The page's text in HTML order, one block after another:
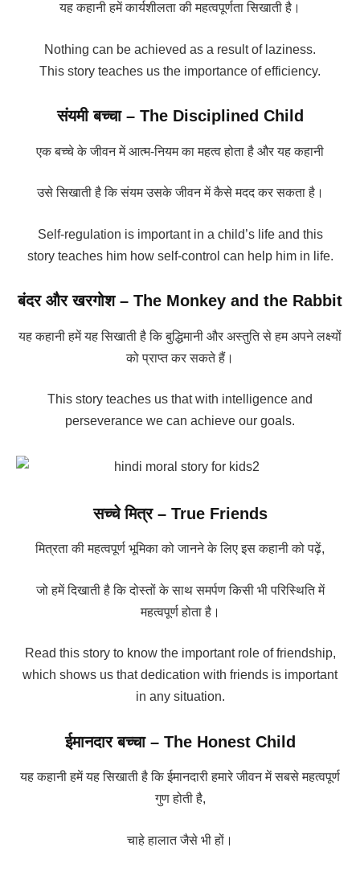
यह कहानी हमें कार्यशीलता की महत्वपूर्णता सिखाती है।
Nothing can be achieved as a result of laziness.
This story teaches us the importance of efficiency.
संयमी बच्चा – The Disciplined Child
एक बच्चे के जीवन में आत्म-नियम का महत्व होता है और यह कहानी
उसे सिखाती है कि संयम उसके जीवन में कैसे मदद कर सकता है।
Self-regulation is important in a child’s life and this
story teaches him how self-control can help him in life.
बंदर और खरगोश – The Monkey and the Rabbit
यह कहानी हमें यह सिखाती है कि बुद्धिमानी और अस्तुति से हम अपने लक्ष्यों
को प्राप्त कर सकते हैं।
This story teaches us that with intelligence and
perseverance we can achieve our goals.
सच्चे मित्र – True Friends
मित्रता की महत्वपूर्ण भूमिका को जानने के लिए इस कहानी को पढ़ें,
जो हमें दिखाती है कि दोस्तों के साथ समर्पण किसी भी परिस्थिति में
महत्वपूर्ण होता है।
Read this story to know the important role of friendship,
which shows us that dedication with friends is important
in any situation.
ईमानदार बच्चा – The Honest Child
यह कहानी हमें यह सिखाती है कि ईमानदारी हमारे जीवन में सबसे महत्वपूर्ण
गुण होती है,
चाहे हालात जैसे भी हों।